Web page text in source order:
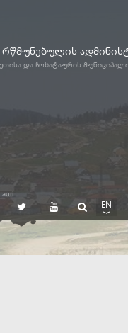
და ჩოხატაურის
EN
GE
RU